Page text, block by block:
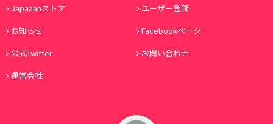
Japaaanストア
ユーザー登録
お知らせ
Facebookページ
公式Twitter
お問い合わせ
運営会社